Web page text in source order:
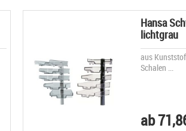
Hansa
lichtgrau
aus
Schalen ...
ab